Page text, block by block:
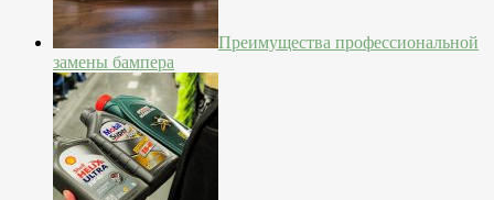
Преимущества профессиональной
замены бампера